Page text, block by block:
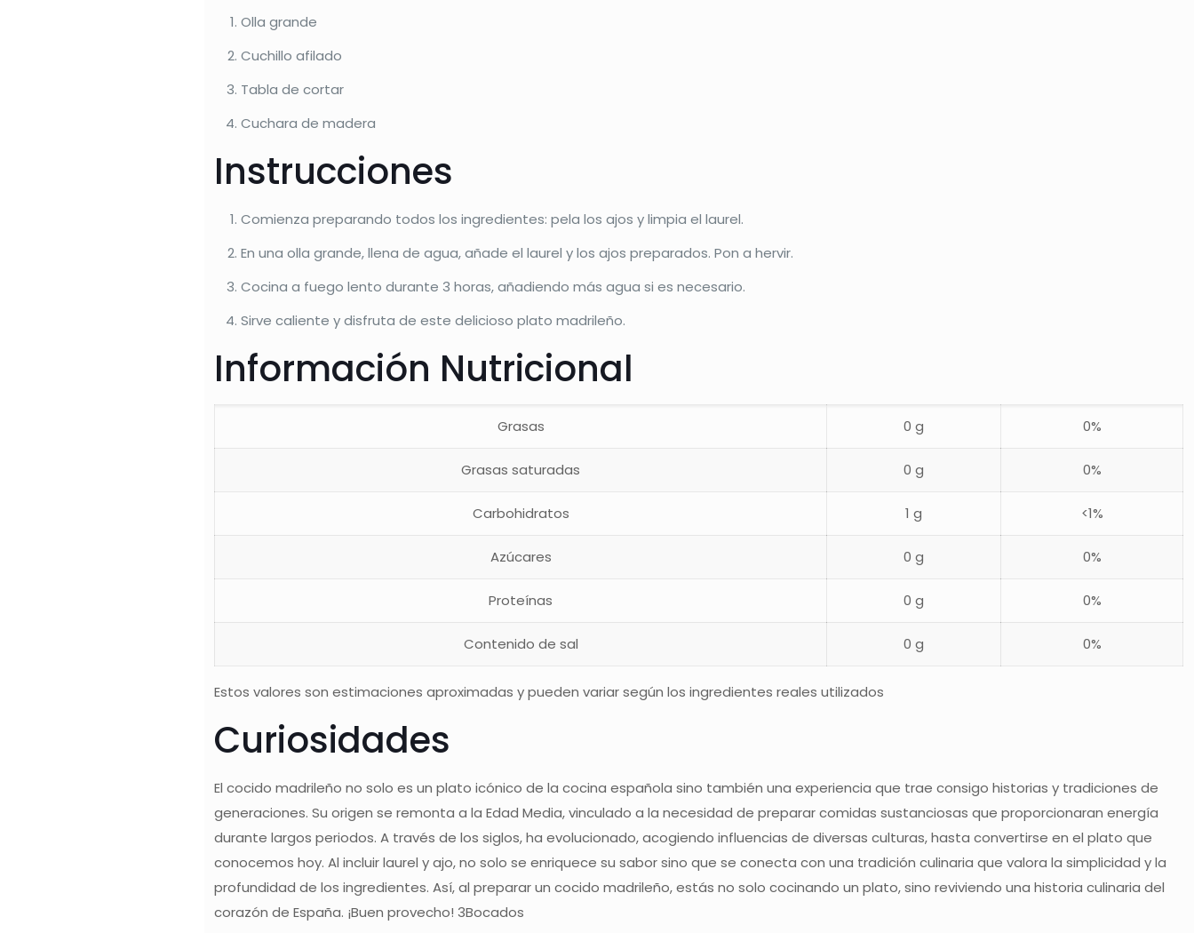
Olla grande
Cuchillo afilado
Tabla de cortar
Cuchara de madera
Instrucciones
Comienza preparando todos los ingredientes: pela los ajos y limpia el laurel.
En una olla grande, llena de agua, añade el laurel y los ajos preparados. Pon a hervir.
Cocina a fuego lento durante 3 horas, añadiendo más agua si es necesario.
Sirve caliente y disfruta de este delicioso plato madrileño.
Información Nutricional
Grasas 0 g 0%
Grasas saturadas 0 g 0%
Carbohidratos 1 g <1%
Azúcares 0 g 0%
Proteínas 0 g 0%
Contenido de sal 0 g 0%
Estos valores son estimaciones aproximadas y pueden variar según los ingredientes reales utilizados
Curiosidades
El cocido madrileño no solo es un plato icónico de la cocina española sino también una experiencia que trae consigo historias y tradiciones de
generaciones. Su origen se remonta a la Edad Media, vinculado a la necesidad de preparar comidas sustanciosas que proporcionaran energía
durante largos periodos. A través de los siglos, ha evolucionado, acogiendo influencias de diversas culturas, hasta convertirse en el plato que
conocemos hoy. Al incluir laurel y ajo, no solo se enriquece su sabor sino que se conecta con una tradición culinaria que valora la simplicidad y la
profundidad de los ingredientes. Así, al preparar un cocido madrileño, estás no solo cocinando un plato, sino reviviendo una historia culinaria del
corazón de España. ¡Buen provecho! 3Bocados